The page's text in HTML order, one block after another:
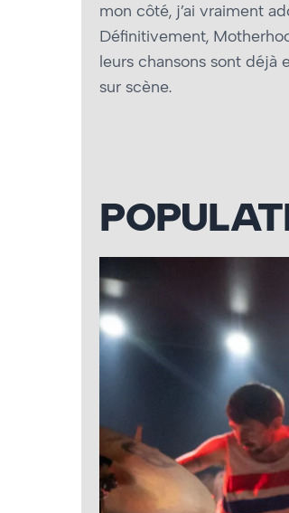
mon côté, j’ai vraiment
Définitivement,
leurs chansons sont déjà
sur scène.